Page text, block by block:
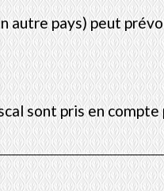
autre pays) peut
sont pris en